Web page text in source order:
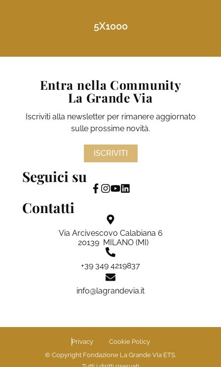
5X1000
Contatti
Via Arcivescovo Calabiana 6
20139 MILANO (MI)
+39 349 4219837
info@lagrandevia.it
Seguici su
Entra nella Community
La Grande Via
Iscriviti alla newsletter per rimanere aggiornato
sulle prossime novità.
ISCRIVITI
Privacy
Cookie Policy
© Copyright Fondazione La Grande Via ETS.